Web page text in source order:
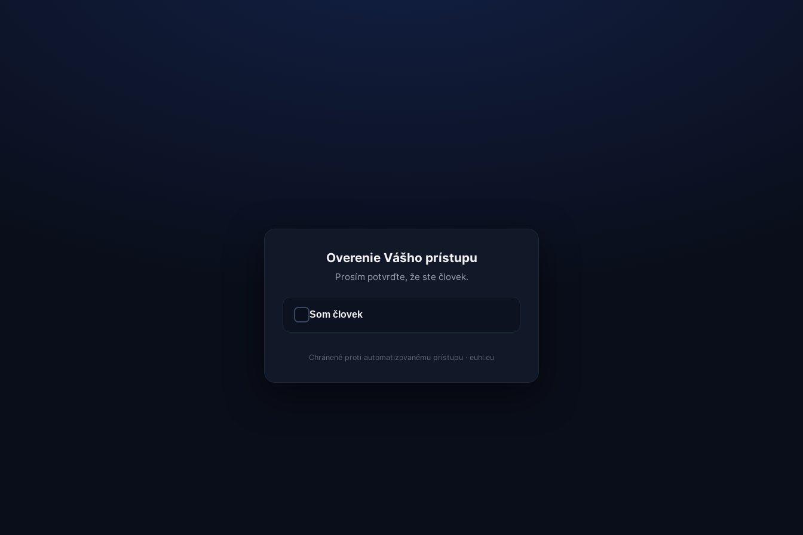
Overenie Vášho prístupu
Prosím potvrďte, že ste človek.
Som človek
Chránené proti automatizovanému prístupu · euhl.eu